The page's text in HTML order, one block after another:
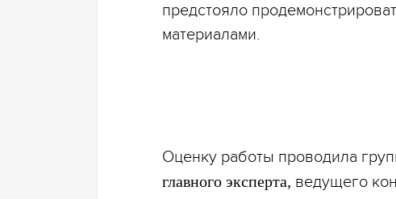
предстояло
материалами.
Оценку работы проводила
главного эксперта, ведущего